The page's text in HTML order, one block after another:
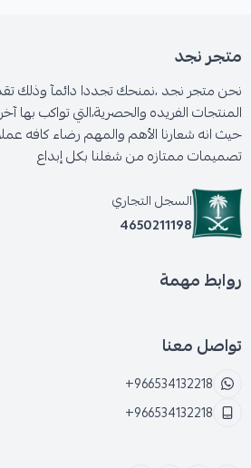
متجر نجد
نحن متجر نجد ،نمنحك تجددا دائمآ وذلك
المنتجات الفريده والحصرية،التي تواكب بها
حيث انه شعارنا الأهم والمهم رضاء كافه
تصميمات ممتازه من شغلنا بكل إبداع
السجل التجاري
4650211198
روابط مهمة
تواصل معنا
+966534132218
+966534132218